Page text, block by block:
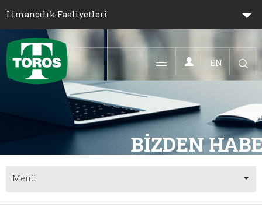
Limancılık Faaliyetleri
Toggle navigation
EN
Menü